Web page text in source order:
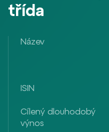
třída
Název
ISIN
Cílený dlouhodobý
výnos